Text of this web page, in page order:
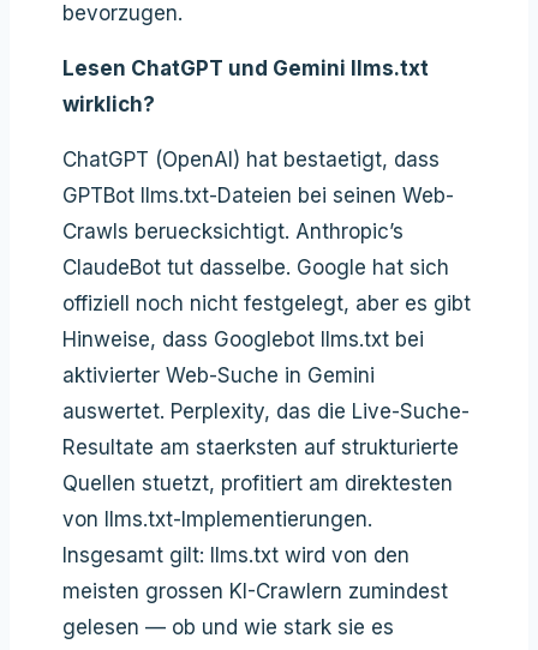
bevorzugen.
Lesen ChatGPT und Gemini llms.txt
wirklich?
ChatGPT (OpenAI) hat bestaetigt, dass
GPTBot llms.txt-Dateien bei seinen Web-
Crawls beruecksichtigt. Anthropic’s
ClaudeBot tut dasselbe. Google hat sich
offiziell noch nicht festgelegt, aber es gibt
Hinweise, dass Googlebot llms.txt bei
aktivierter Web-Suche in Gemini
auswertet. Perplexity, das die Live-Suche-
Resultate am staerksten auf strukturierte
Quellen stuetzt, profitiert am direktesten
von llms.txt-Implementierungen.
Insgesamt gilt: llms.txt wird von den
meisten grossen KI-Crawlern zumindest
gelesen — ob und wie stark sie es